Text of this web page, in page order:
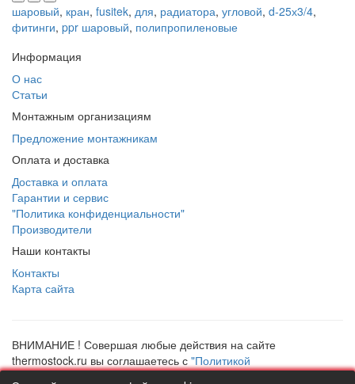
шаровый, кран, fusitek, для, радиатора, угловой, d-25х3/4,
фитинги, ppr шаровый, полипропиленовые
Информация
О нас
Статьи
Монтажным организациям
Предложение монтажникам
Оплата и доставка
Доставка и оплата
Гарантии и сервис
"Политика конфиденциальности"
Производители
Наши контакты
Контакты
Карта сайта
ВНИМАНИЕ ! Совершая любые действия на сайте
thermostock.ru вы соглашаетесь с "Политикой